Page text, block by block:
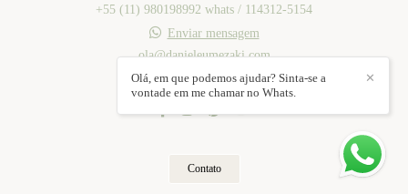
+55 (11) 980198992 whats / 114312-5154
Enviar mensagem
ola@danieleumezaki.com
Mogi das Cruzes / SP
Contato
✕
Olá, em que podemos ajudar? Sinta-se a
vontade em me chamar no Whats.